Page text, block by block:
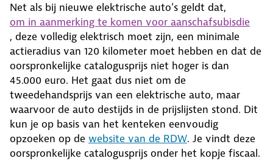
Net als bij nieuwe elektrische auto’s geldt dat,
om in aanmerking te komen voor aanschafsubisdie
, deze volledig elektrisch moet zijn, een minimale
actieradius van 120 kilometer moet hebben en dat de
oorspronkelijke catalogusprijs niet hoger is dan
45.000 euro. Het gaat dus niet om de
tweedehandsprijs van een elektrische auto, maar
waarvoor de auto destijds in de prijslijsten stond. Dit
kun je op basis van het kenteken eenvoudig
opzoeken op de website van de RDW. Je vindt deze
oorspronkelijke catalogusprijs onder het kopje fiscaal.